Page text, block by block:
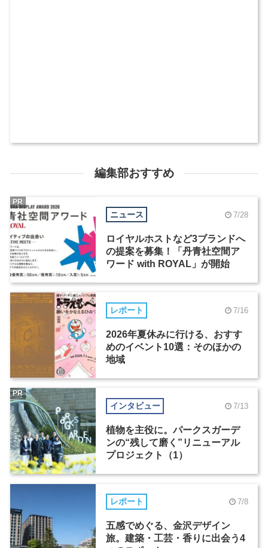
編集部おすすめ
ニュース 7/28
ロイヤルホストなど3ブランドへ
の提案を募集！「丹青社空間ア
ワード with ROYAL」が開始
PR
レポート 7/16
2026年夏休みに行ける、おすす
めのイベント10選：そのほかの
地域
インタビュー 7/13
植物を主役に。パークスガーデ
ンの“残して磨く”リニューアル
プロジェクト（1）
PR
レポート 7/8
五感でめぐる、金沢デザイン
旅。建築・工芸・香りに出会う4